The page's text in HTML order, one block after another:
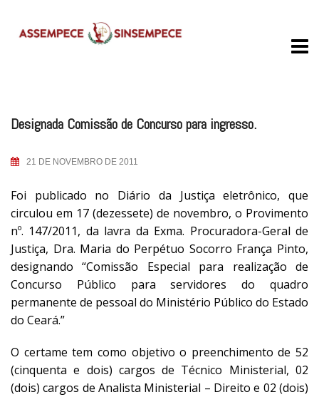
Designada Comissão de Concurso para ingresso.
21 DE NOVEMBRO DE 2011
Foi publicado no Diário da Justiça eletrônico, que
circulou em 17 (dezessete) de novembro, o Provimento
nº. 147/2011, da lavra da Exma. Procuradora-Geral de
Justiça, Dra. Maria do Perpétuo Socorro França Pinto,
designando “Comissão Especial para realização de
Concurso Público para servidores do quadro
permanente de pessoal do Ministério Público do Estado
do Ceará.”
O certame tem como objetivo o preenchimento de 52
(cinquenta e dois) cargos de Técnico Ministerial, 02
(dois) cargos de Analista Ministerial – Direito e 02 (dois)